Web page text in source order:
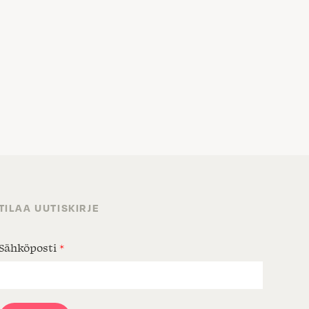
UUTISKIRJE
*